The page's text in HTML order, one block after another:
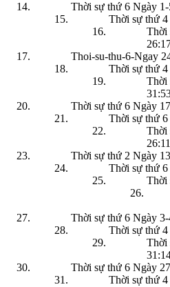
Thời sự thứ 6 Ngày
Thời sự thứ
Thời
Thoi-su-thu-6-Ngay
Thời sự thứ
Thời
Thời sự thứ 6 Ngày
Thời sự thứ
Thời
26:11
Thời sự thứ 2 Ngày
Thời sự thứ
Thời
Thời sự thứ 6 Ngày
Thời sự thứ
Thời
Thời sự thứ 6 Ngày
Thời sự thứ